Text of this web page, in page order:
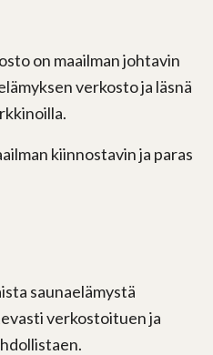
on maailman johtavin
verkosto ja läsnä
kiinnostavin ja paras
saunaelämystä
verkostoituen ja